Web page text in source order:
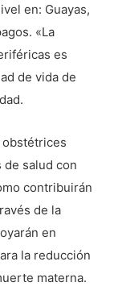
en: Guayas,
«La
es
de vida de
salud con
contribuirán
de la
en
la reducción
materna.